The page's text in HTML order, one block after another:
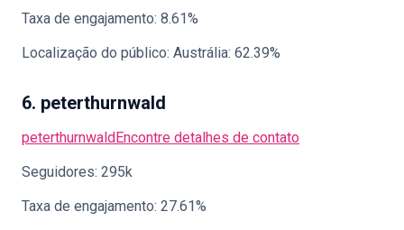
Taxa de engajamento: 8.61%
Localização do público: Austrália: 62.39%
6. peterthurnwald
peterthurnwaldEncontre detalhes de contato
Seguidores: 295k
Taxa de engajamento: 27.61%